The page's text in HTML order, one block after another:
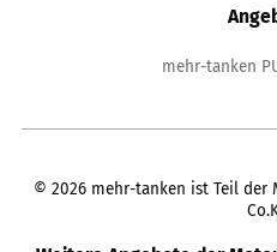
mehr-tanken
© 2026 mehr-tanken ist Teil der